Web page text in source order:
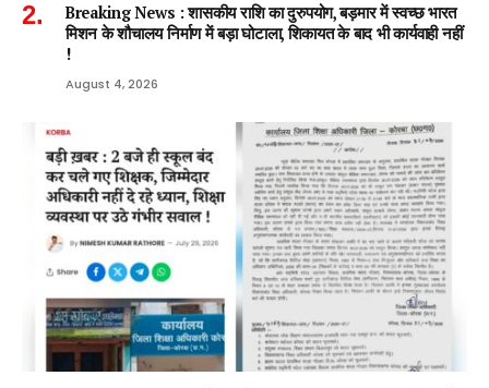
Breaking News : शासकीय राशि का दुरुपयोग, बड़मार में स्वच्छ भारत
मिशन के शौचालय निर्माण में बड़ा घोटाला, शिकायत के बाद भी कार्यवाही नहीं
!
August 4, 2026